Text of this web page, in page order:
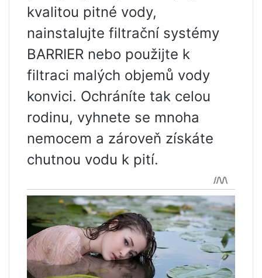
kvalitou pitné vody,
nainstalujte filtrační systémy
BARRIER nebo použijte k
filtraci malých objemů vody
konvici. Ochráníte tak celou
rodinu, vyhnete se mnoha
nemocem a zároveň získáte
chutnou vodu k pití.